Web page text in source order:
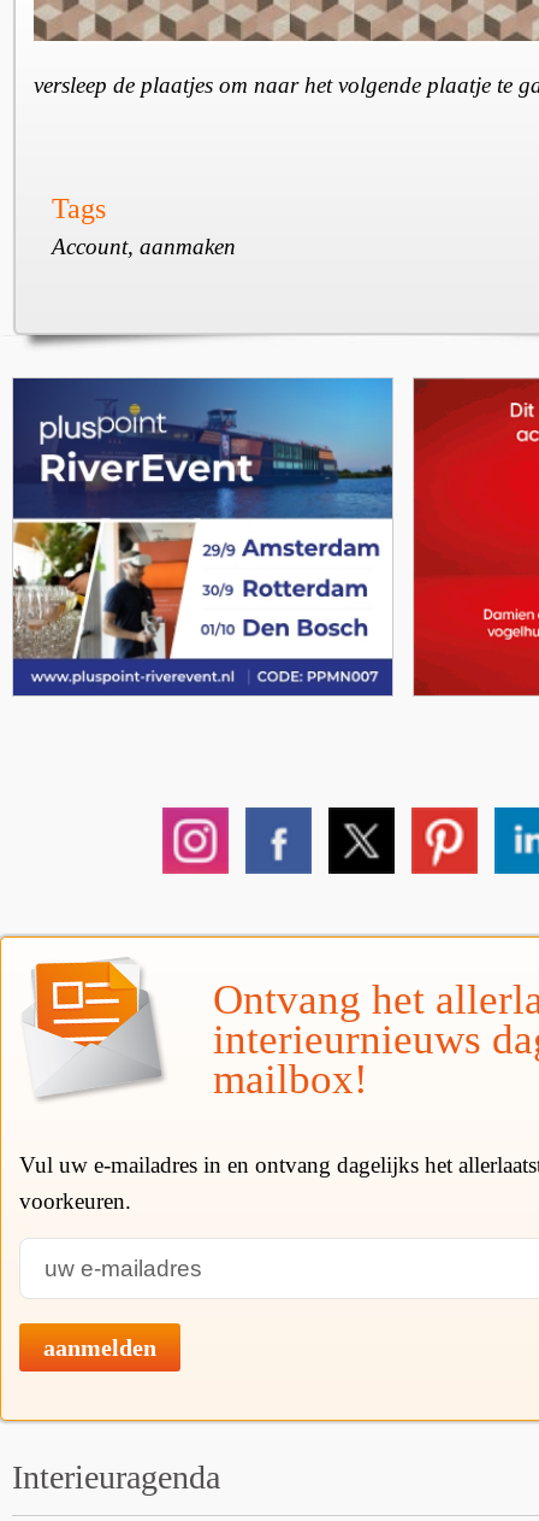
versleep de plaatjes om naar het volgende plaatje te
Tags
Account, aanmaken
Ontvang het
interieurnieuws
mailbox!
Vul uw e-mailadres in en ontvang dagelijks het
voorkeuren.
aanmelden
Interieuragenda